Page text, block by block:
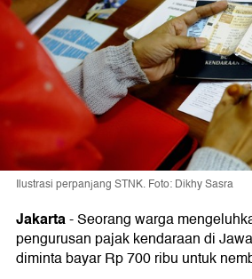
Ilustrasi perpanjang STNK. Foto: Dikhy Sasra
Jakarta-Seorang warga
pengurusan pajak kendaraan di
diminta bayar Rp 700 ribu untuk